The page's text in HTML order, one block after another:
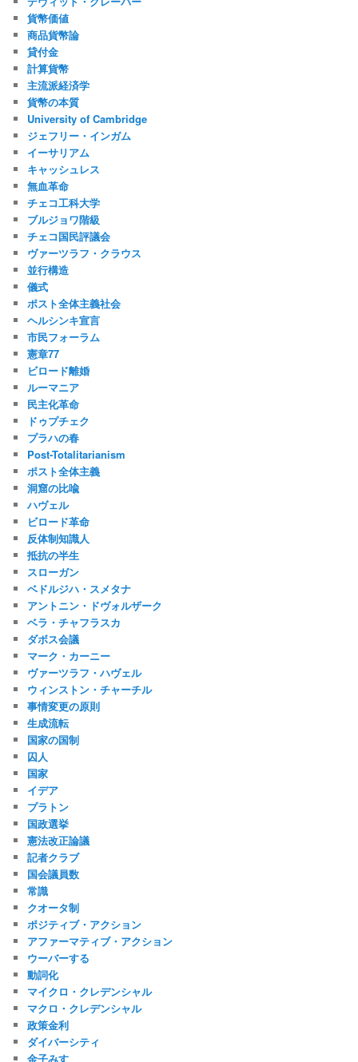
貨幣価値
商品貨幣論
貸付金
計算貨幣
主流派経済学
貨幣の本質
University of Cambridge
ジェフリー・インガム
イーサリアム
キャッシュレス
無血革命
チェコ工科大学
ブルジョワ階級
チェコ国民評議会
ヴァーツラフ・クラウス
並行構造
儀式
ポスト全体主義社会
ヘルシンキ宣言
市民フォーラム
憲章77
ビロード離婚
ルーマニア
民主化革命
ドゥプチェク
プラハの春
Post-Totalitarianism
ポスト全体主義
洞窟の比喩
ハヴェル
ビロード革命
反体制知識人
抵抗の半生
スローガン
ベドルジハ・スメタナ
アントニン・ドヴォルザーク
ベラ・チャフラスカ
ダボス会議
マーク・カーニー
ヴァーツラフ・ハヴェル
ウィンストン・チャーチル
事情変更の原則
生成流転
国家の国制
囚人
国家
イデア
プラトン
国政選挙
憲法改正論議
記者クラブ
国会議員数
常識
クオータ制
ポジティブ・アクション
アファーマティブ・アクション
ウーバーする
動詞化
マイクロ・クレデンシャル
マクロ・クレデンシャル
政策金利
ダイバーシティ
金子みすゞ